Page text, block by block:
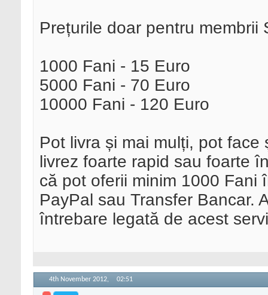
Prețurile doar pentru membrii
1000 Fani - 15 Euro
5000 Fani - 70 Euro
10000 Fani - 120 Euro
Pot livra și mai mulți, pot
livrez foarte rapid sau foarte
că pot oferii minim 1000 Fani
PayPal sau Transfer Bancar.
întrebare legată de acest
4th November 2012, 02:51